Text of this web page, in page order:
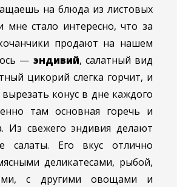
на блюда из листовых
стало интересно, что за
продают на нашем
— эндивий, салатный вид
цикорий слегка горчит, и
конус в дне каждого
там основная горечь и
Из свежего эндивия делают
салаты. Его вкус отлично
деликатесами, рыбой,
с другими овощами и